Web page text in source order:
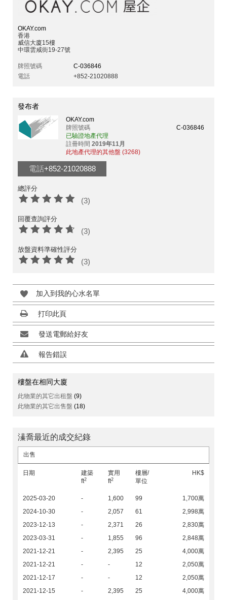
OKAY.com
香港
威信大廈15樓
中環雲咸街19-27號
牌照號碼
C-036846
電話
+852-21020888
發布者
OKAY.com
牌照號碼
C-036846
已驗證地產代理
註冊時間 2019年11月
此地產代理的其他盤 (3268)
電話+852-21020888
總評分
(3)
回覆查詢評分
(3)
放盤資料準確性評分
(3)
加入到我的心水名單
打印此頁
發送電郵給好友
報告錯誤
樓盤在相同大廈
此物業的其它出租盤 (9)
此物業的其它出售盤 (18)
溱喬最近的成交紀錄
出售
日期
建築
ft2
實用
ft2
樓層/
單位
HK$
2025-03-20 - 1,600 99
1,700萬
2024-10-30
- 2,057 61
2,998萬
2023-12-13
- 2,371 26
2,830萬
2023-03-31
- 1,855 96
2,848萬
2021-12-21
- 2,395 25
4,000萬
2021-12-21
- - 12
2,050萬
2021-12-17
- - 12
2,050萬
2021-12-15
- 2,395 25
4,000萬